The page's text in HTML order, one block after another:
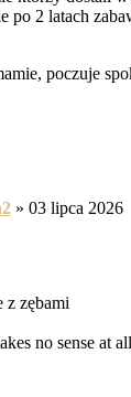
po 2 latach
poczuje
» 03 lipca 2026
z zębami
no sense at